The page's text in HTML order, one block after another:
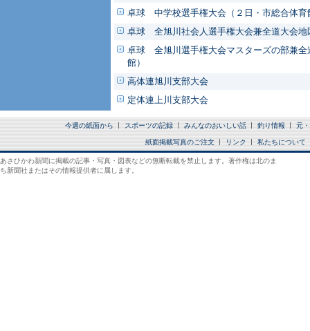
卓球 中学校選手権大会（２日・市総合体育
卓球 全旭川社会人選手権大会兼全道大会地
卓球 全旭川選手権大会マスターズの部兼全
館）
高体連旭川支部大会
定体連上川支部大会
今週の紙面から スポーツの記録 みんなのおいしい話 釣り情報 元
紙面掲載写真のご注文 リンク 私たちについて
あさひかわ新聞に掲載の記事・写真・図表などの無断転載を禁止します。著作権は北のま
ち新聞社またはその情報提供者に属します。